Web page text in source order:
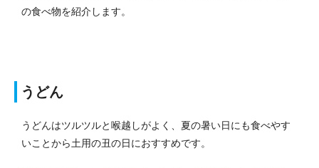
の食べ物を紹介します。
うどん
うどんはツルツルと喉越しがよく、夏の暑い日にも食べやす
いことから土用の丑の日におすすめです。